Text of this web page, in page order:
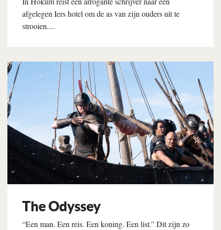
afgelegen Iers hotel om de as van zijn ouders uit te
strooien....
Lees verder
The Odyssey
“Een man. Een reis. Een koning. Een list.” Dit zijn zo